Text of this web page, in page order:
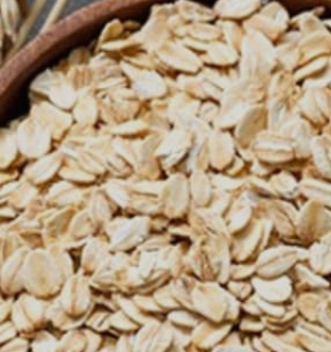
అరటిపండ్లను తింటే కూడా అధిక
ఉంటుంది.
Image credits: Getty